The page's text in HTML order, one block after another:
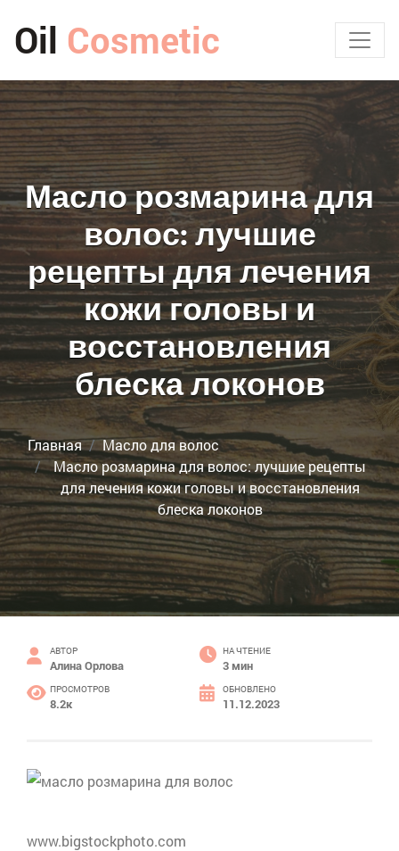
Oil Cosmetic
Масло розмарина для
волос: лучшие
рецепты для лечения
кожи головы и
восстановления
блеска локонов
Главная
Масло для волос
Масло розмарина для волос: лучшие рецепты
для лечения кожи головы и восстановления
блеска локонов
АВТОР
Алина Орлова
НА ЧТЕНИЕ
3 мин
ПРОСМОТРОВ
8.2к
ОБНОВЛЕНО
11.12.2023
www.bigstockphoto.com